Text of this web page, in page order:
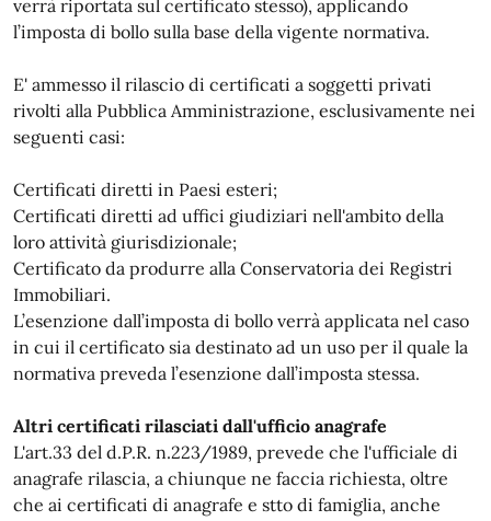
verrà riportata sul certificato stesso), applicando
l’imposta di bollo sulla base della vigente normativa.
E' ammesso il rilascio di certificati a soggetti privati
rivolti alla Pubblica Amministrazione, esclusivamente nei
seguenti casi:
Certificati diretti in Paesi esteri;
Certificati diretti ad uffici giudiziari nell'ambito della
loro attività giurisdizionale;
Certificato da produrre alla Conservatoria dei Registri
Immobiliari.
L’esenzione dall’imposta di bollo verrà applicata nel caso
in cui il certificato sia destinato ad un uso per il quale la
normativa preveda l’esenzione dall’imposta stessa.
Altri certificati rilasciati dall'ufficio anagrafe
L'art.33 del d.P.R. n.223/1989, prevede che l'ufficiale di
anagrafe rilascia, a chiunque ne faccia richiesta, oltre
che ai certificati di anagrafe e stto di famiglia, anche